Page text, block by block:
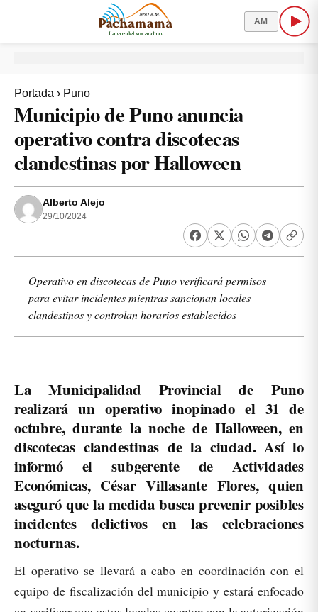
AM
Portada › Puno
Municipio de Puno anuncia
operativo contra discotecas
clandestinas por Halloween
Alberto Alejo
29/10/2024
Operativo en discotecas de Puno verificará permisos
para evitar incidentes mientras sancionan locales
clandestinos y controlan horarios establecidos
La Municipalidad Provincial de Puno
realizará un operativo inopinado el 31 de
octubre, durante la noche de Halloween, en
discotecas clandestinas de la ciudad. Así lo
informó el subgerente de Actividades
Económicas, César Villasante Flores, quien
aseguró que la medida busca prevenir posibles
incidentes delictivos en las celebraciones
nocturnas.
El operativo se llevará a cabo en coordinación con el
equipo de fiscalización del municipio y estará enfocado